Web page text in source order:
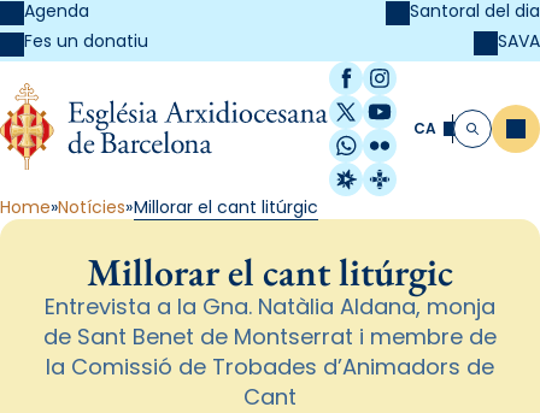
Agenda
Fes un donatiu
Santoral del dia
SAVA
Facebook
Instagram
X / Twitter
YouTube
WhatsApp
Flickr
Radio Estel
Catalunya
CA Cerca
Home Notícies Millorar el cant litúrgic
Millorar el cant litúrgic
Entrevista a la Gna. Natàlia Aldana, monja
de Sant Benet de Montserrat i membre de
la Comissió de Trobades d’Animadors de
Cant